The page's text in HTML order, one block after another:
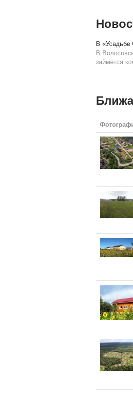
В «Усадьбе
В
займется